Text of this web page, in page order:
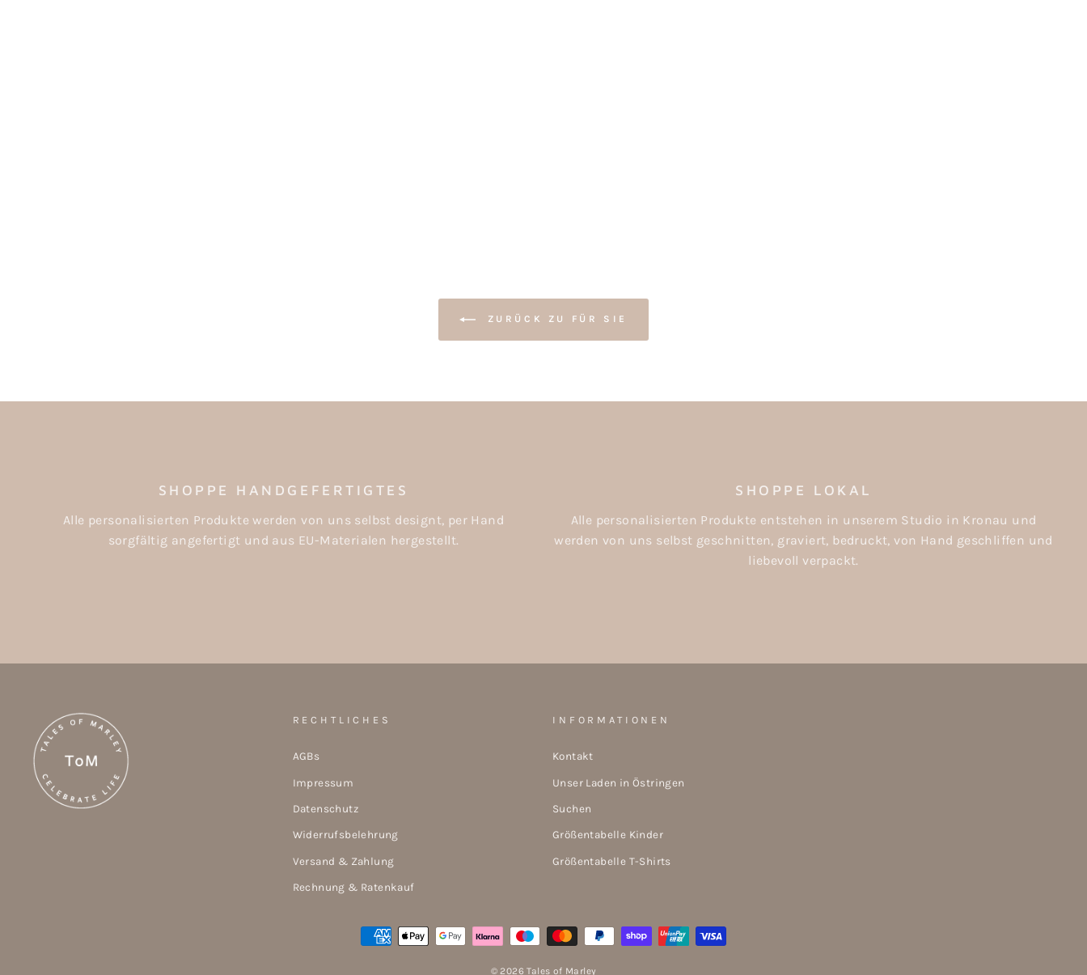
ZURÜCK ZU FÜR SIE
SHOPPE HANDGEFERTIGTES
Alle personalisierten Produkte werden von uns selbst designt, per Hand
sorgfältig angefertigt und aus EU-Materialen hergestellt.
SHOPPE LOKAL
Alle personalisierten Produkte entstehen in unserem Studio in Kronau und
werden von uns selbst geschnitten, graviert, bedruckt, von Hand geschliffen und
liebevoll verpackt.
RECHTLICHES
AGBs
Impressum
Datenschutz
Widerrufsbelehrung
Versand & Zahlung
Rechnung & Ratenkauf
INFORMATIONEN
Kontakt
Unser Laden in Östringen
Suchen
Größentabelle Kinder
Größentabelle T-Shirts
© 2026 Tales of Marley